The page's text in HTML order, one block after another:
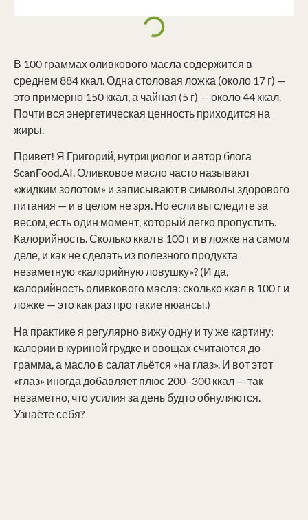
В 100 граммах оливкового масла содержится в
среднем 884 ккал. Одна столовая ложка (около 17 г) —
это примерно 150 ккал, а чайная (5 г) — около 44 ккал.
Почти вся энергетическая ценность приходится на
жиры.
Привет! Я Григорий, нутрициолог и автор блога
ScanFood.AI. Оливковое масло часто называют
«жидким золотом» и записывают в символы здорового
питания — и в целом не зря. Но если вы следите за
весом, есть один момент, который легко пропустить.
Калорийность. Сколько ккал в 100 г и в ложке на самом
деле, и как не сделать из полезного продукта
незаметную «калорийную ловушку»? (И да,
калорийность оливкового масла: сколько ккал в 100 г и
ложке — это как раз про такие нюансы.)
На практике я регулярно вижу одну и ту же картину:
калории в куриной грудке и овощах считаются до
грамма, а масло в салат льётся «на глаз». И вот этот
«глаз» иногда добавляет плюс 200–300 ккал — так
незаметно, что усилия за день будто обнуляются.
Узнаёте себя?